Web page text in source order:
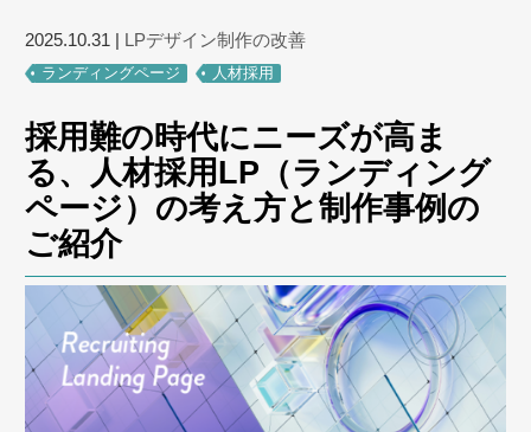
2025.10.31 | LPデザイン制作の改善
ランディングページ 人材採用
採用難の時代にニーズが高ま
る、人材採用LP（ランディング
ページ）の考え方と制作事例の
ご紹介